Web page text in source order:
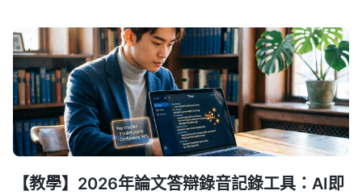
【教學】2026年論文答辯錄音記錄工具：AI即